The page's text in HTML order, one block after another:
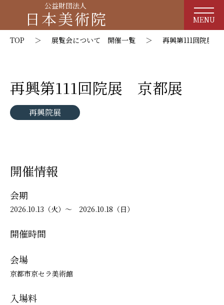
日本美術院
公益財団法人
MENU
TOP ＞ 展覧会について 開催一覧 ＞ 再興第111回院展
再興第111回院展 京都展
再興院展
開催情報
会期
2026.10.13（火）～ 2026.10.18（日）
開催時間
会場
京都市京セラ美術館
入場料